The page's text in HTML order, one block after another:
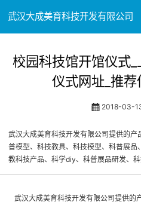
武汉大成美育科技开发有限公司
校园科技馆开馆仪式
仪式网址_推
2018-03-
武汉大成美育科技开发有限公司提供的
普模型、科技教具、科技模型、科普展
教科技产品、科学diy、科普展品研发、
武汉大成美育科技开发有限公司提供的